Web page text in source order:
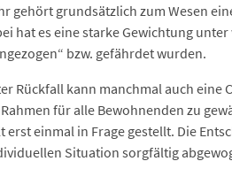
gehört grundsätzlich zum Wesen
hat es eine starke Gewichtung
bzw. gefährdet wurden.
Rückfall kann manchmal auch
für alle Bewohnenden zu
erst einmal in Frage gestellt. Die
Situation sorgfältig